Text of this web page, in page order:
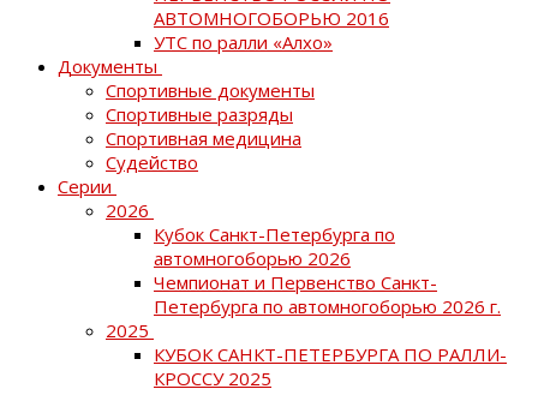
АВТОМНОГОБОРЬЮ 2016
УТС по ралли «Алхо»
Документы
Спортивные документы
Спортивные разряды
Спортивная медицина
Судейство
Серии
2026
Кубок Санкт-Петербурга по
автомногоборью 2026
Чемпионат и Первенство Санкт-
Петербурга по автомногоборью 2026 г.
2025
КУБОК САНКТ-ПЕТЕРБУРГА ПО РАЛЛИ-
КРОССУ 2025